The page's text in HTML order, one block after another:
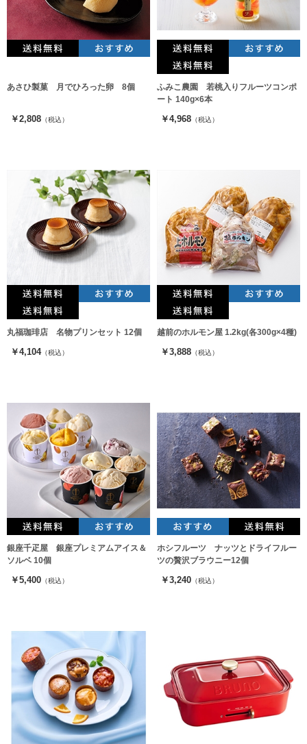
あさひ製菓 月でひろった卵 8個
￥2,808 （税込）
ふみこ農園 若桃入りフルーツコンポ
ート 140g×6本
￥4,968 （税込）
丸福珈琲店 名物プリンセット 12個
￥4,104（税込）
越前のホルモン屋 1.2kg(各300g×4種)
￥3,888 （税込）
銀座千疋屋 銀座プレミアムアイス＆
ソルベ 10個
￥5,400 （税込）
ホシフルーツ ナッツとドライフルー
ツの贅沢ブラウニー12個
￥3,240 （税込）